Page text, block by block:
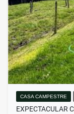
CASA CAMPESTRE
EXPECTACULAR